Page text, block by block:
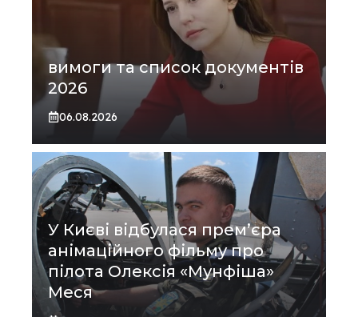
вимоги та список документів
2026
06.08.2026
У Києві відбулася прем’єра
анімаційного фільму про
пілота Олексія «Мунфіша»
Меся